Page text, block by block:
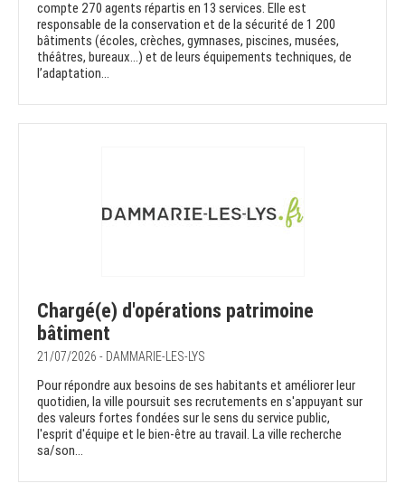
compte 270 agents répartis en 13 services. Elle est
responsable de la conservation et de la sécurité de 1 200
bâtiments (écoles, crèches, gymnases, piscines, musées,
théâtres, bureaux…) et de leurs équipements techniques, de
l’adaptation...
Chargé(e) d'opérations patrimoine
bâtiment
21/07/2026 - DAMMARIE-LES-LYS
Pour répondre aux besoins de ses habitants et améliorer leur
quotidien, la ville poursuit ses recrutements en s'appuyant sur
des valeurs fortes fondées sur le sens du service public,
l'esprit d'équipe et le bien-être au travail. La ville recherche
sa/son...